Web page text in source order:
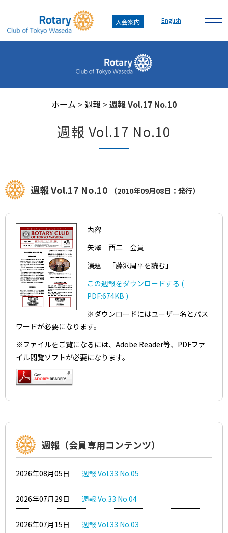
入会案内 English
ホーム > 週報 >週報 Vol.17 No.10
週報 Vol.17 No.10
週報 Vol.17 No.10 （2010年09月08日：発行）
内容
矢澤 酉二 会員
演題 「藤沢周平を読む」
この週報をダウンロードする (
PDF:674KB )
※ダウンロードにはユーザー名とパス
ワードが必要になります。
※ファイルをご覧になるには、Adobe Reader等、PDFファ
イル閲覧ソフトが必要になります。
週報（会員専用コンテンツ）
2026年08月05日 週報 Vol.33 No.05
2026年07月29日 週報 Vo.33 No.04
2026年07月15日 週報 Vol.33 No.03